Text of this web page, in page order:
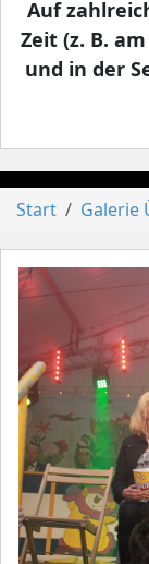
Auf
Zeit (z. B.
und in der
Start Galerie